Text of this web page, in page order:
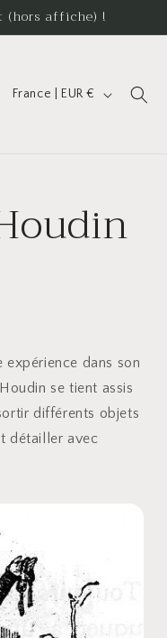
(hors affiche) !
P
/
r
o
n
France | EUR €
expérience dans son
se tient assis
différents objets
détailler avec